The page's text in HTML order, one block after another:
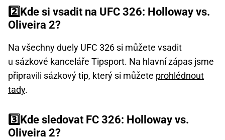
2️⃣Kde si vsadit na UFC 326: Holloway vs.
Oliveira 2?
Na všechny duely UFC 326 si můžete vsadit
u sázkové kanceláře Tipsport. Na hlavní zápas jsme
připravili sázkový tip, který si můžete prohlédnout
tady.
3️⃣Kde sledovat FC 326: Holloway vs.
Oliveira 2?